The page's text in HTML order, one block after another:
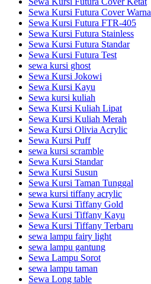
Sewa Kursi Futura Cover Warna
Sewa Kursi Futura FTR-405
Sewa Kursi Futura Stainless
Sewa Kursi Futura Standar
Sewa Kursi Futura Test
sewa kursi ghost
Sewa Kursi Jokowi
Sewa Kursi Kayu
Sewa kursi kuliah
Sewa Kursi Kuliah Lipat
Sewa Kursi Kuliah Merah
Sewa Kursi Olivia Acrylic
Sewa Kursi Puff
sewa kursi scramble
Sewa Kursi Standar
Sewa Kursi Susun
Sewa Kursi Taman Tunggal
sewa kursi tiffany acrylic
Sewa Kursi Tiffany Gold
Sewa Kursi Tiffany Kayu
Sewa Kursi Tiffany Terbaru
sewa lampu fairy light
sewa lampu gantung
Sewa Lampu Sorot
sewa lampu taman
Sewa Long table